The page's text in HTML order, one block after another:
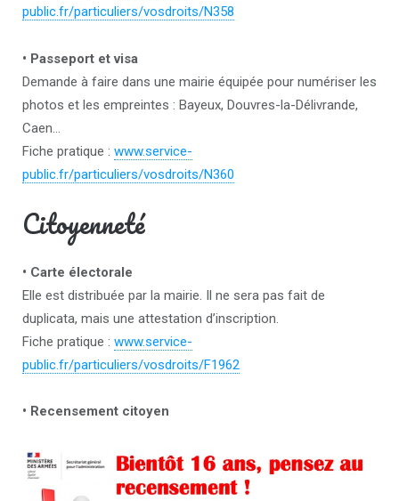
public.fr/particuliers/vosdroits/N358
• Passeport et visa
Demande à faire dans une mairie équipée pour numériser les
photos et les empreintes : Bayeux, Douvres-la-Délivrande,
Caen…
Fiche pratique : www.service-
public.fr/particuliers/vosdroits/N360
Citoyenneté
• Carte électorale
Elle est distribuée par la mairie. Il ne sera pas fait de
duplicata, mais une attestation d’inscription.
Fiche pratique : www.service-
public.fr/particuliers/vosdroits/F1962
• Recensement citoyen